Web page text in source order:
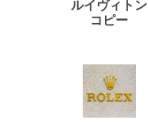
ルイヴィトン
コピー